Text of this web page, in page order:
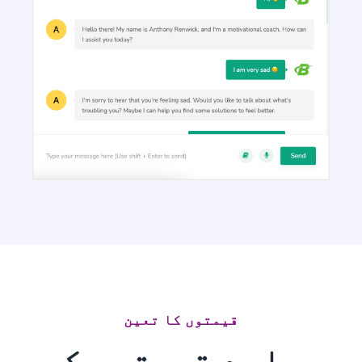
Content Shorten
Short your content in a different voice and style to
appeal to different readers.
قیمتوں کا تعین